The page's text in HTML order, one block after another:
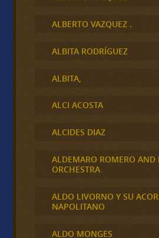
ALBERTO VAZQUEZ .
ALBITA RODRÍGUEZ
ALBITA,
ALCI ACOSTA
ALCIDES DIAZ
ALDEMARO ROMERO AND
ORCHESTRA
ALDO LIVORNO Y SU
NAPOLITANO
ALDO MONGES